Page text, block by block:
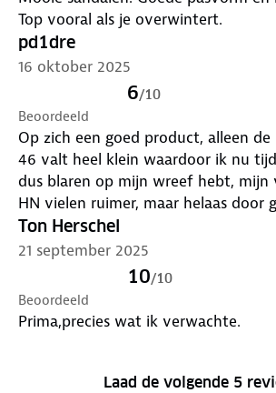
Top vooral als je overwintert.
pd1dre
16 oktober 2025
6/10
Beoordeeld
Op zich een goed product, alleen
46 valt heel klein waardoor ik nu
dus blaren op mijn wreef hebt, mijn
HN vielen ruimer, maar helaas door
niet meer ruilen
Ton Herschel
21 september 2025
10/10
Beoordeeld
Prima,precies wat ik verwachte.
Laad de volgende 5